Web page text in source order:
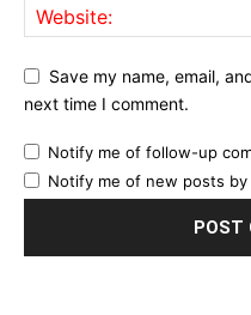
Save my name, email,
next time I comment.
Notify me of follow-up
Notify me of new posts by